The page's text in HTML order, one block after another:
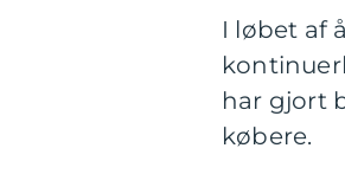
I løbet af
har gjort
købere.